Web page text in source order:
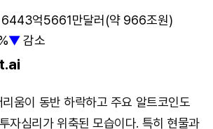
6443억5661만달러(약 966조원)
▼감소
움이 동반 하락하고 주요 알트코인도
자심리가 위축된 모습이다. 특히 현물과